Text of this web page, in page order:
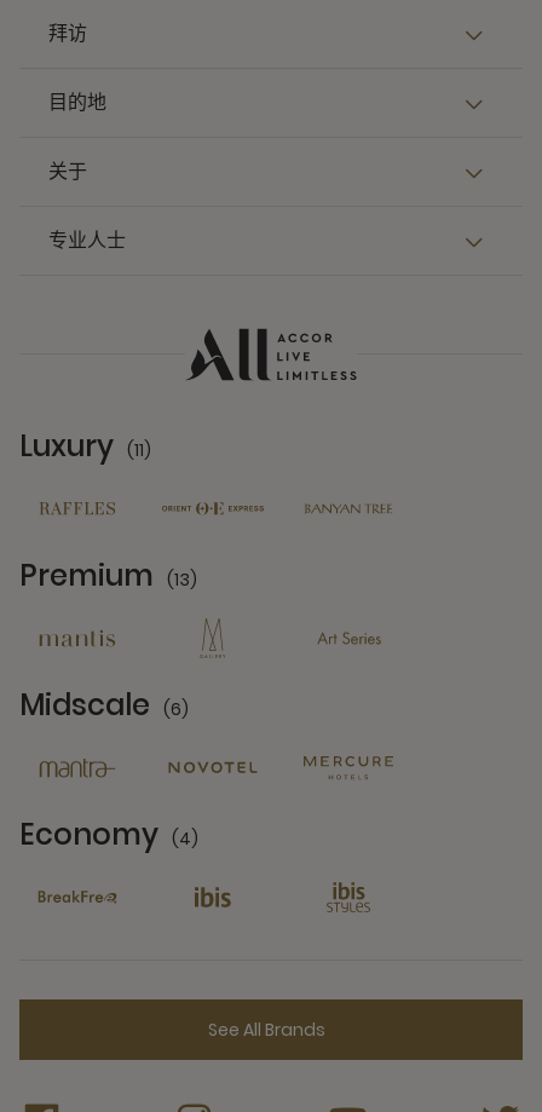
拜访
目的地
关于
专业人士
Luxury (11)
Premium (13)
Midscale (6)
Economy (4)
See All Brands